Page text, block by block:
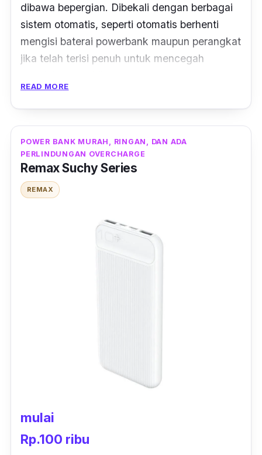
dibawa bepergian. Dibekali dengan berbagai
sistem otomatis, seperti otomatis berhenti
mengisi baterai powerbank maupun perangkat
jika telah terisi penuh untuk mencegah
hubungan arus pendek atau korsleting.
Kelebihan lainnya adalah pengisian sekaligus
2devicedalam waktu bersamaan, sehingga
menghemat waktu kamu.
Power bank ini mempunyai bodi dan lapisan
pelindung yang sangat kokoh dan elegan.
READ MORE
POWER BANK MURAH, RINGAN, DAN ADA
PERLINDUNGAN OVERCHARGE
Remax Suchy Series
REMAX
mulai
Rp.100 ribu